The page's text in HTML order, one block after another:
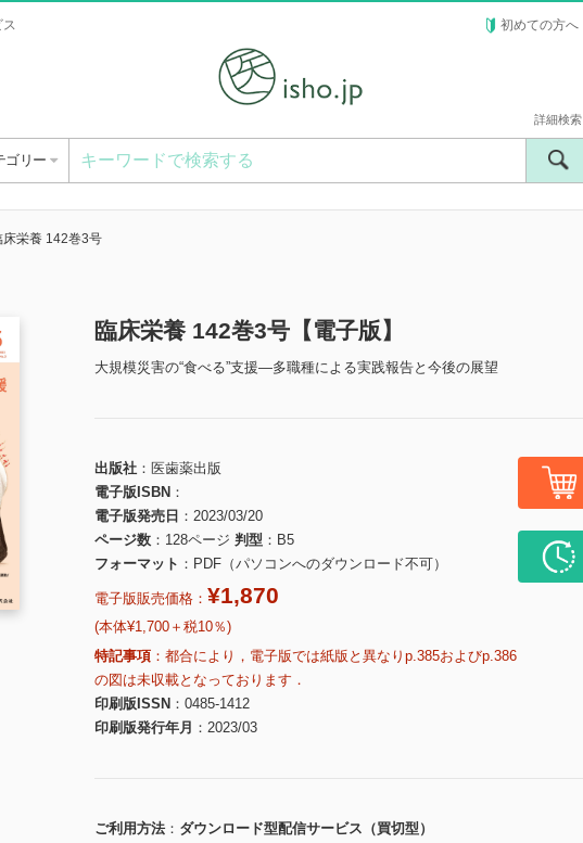
ス 初めての方へ
ゴリー
詳細検索
床栄養 142巻3号
臨床栄養 142巻3号【電子版】
大規模災害の“食べる”支援―多職種による実践報告と今後の展望
出版社
医歯薬出版
電子版ISBN
電子版発売日
2023/03/20
ページ数
128ページ 判型
B5
フォーマット
PDF（パソコンへのダウンロード不可）
電子版販売価格： ¥1,870
(本体¥1,700＋税10％)
特記事項
都合により，電子版では紙版と異なりp.385およびp.386
の図は未収載となっております．
印刷版ISSN
0485-1412
印刷版発行年月
2023/03
ご利用方法
ダウンロード型配信サービス（買切型）